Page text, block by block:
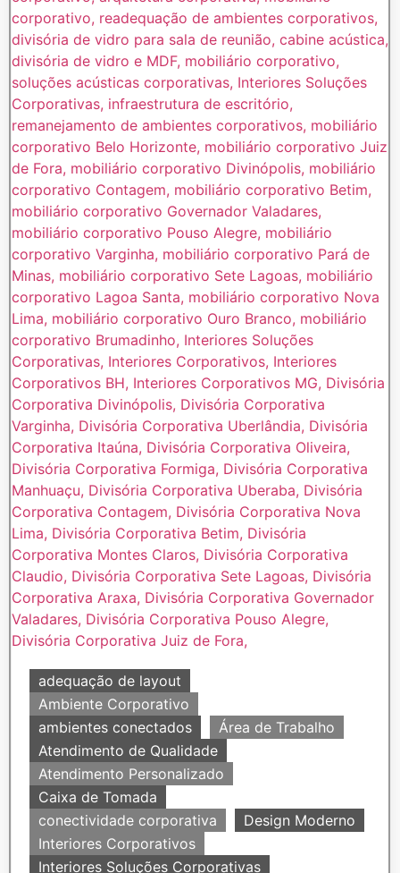
adequação de layout
Ambiente Corporativo
ambientes conectados
Área de Trabalho
Atendimento de Qualidade
Atendimento Personalizado
Caixa de Tomada
conectividade corporativa
Design Moderno
Interiores Corporativos
Interiores Soluções Corporativas